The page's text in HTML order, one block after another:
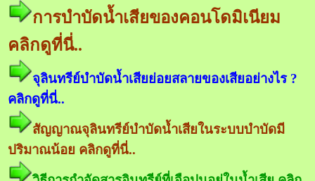
การบำบัดน้ำเสียของคอนโดมิเนียม
คลิกดูที่นี่..
จุลินทรีย์บำบัดน้ำเสียย่อยสลายของเสียอย่างไร ?
คลิกดูที่นี่..
สัญญาณจุลินทรีย์บำบัดน้ำเสียในระบบบำบัดมี
ปริมาณน้อย คลิกดูที่นี่..